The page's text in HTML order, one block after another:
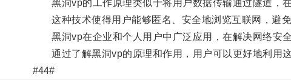
黑洞vp的工作原理类似于将用户数据传输通过隧道，在
这种技术使得用户能够匿名、安全地浏览互联网，避免
黑洞vp在企业和个人用户中广泛应用，在解决网络安全
通过了解黑洞vp的原理和作用，用户可以更好地利用这
#44#